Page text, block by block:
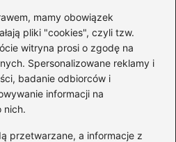
mamy obowiązek
pliki "cookies", czyli tzw.
witryna prosi o zgodę na
Spersonalizowane reklamy i
badanie odbiorców i
informacji na
nich.
przetwarzane, a informacje z
domu szkieletowego? Oto co
do jaj: krok po kroku do